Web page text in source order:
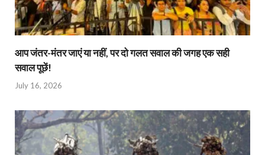
आप जंतर-मंतर जाएं या नहीं, पर दो गलत सवाल की जगह एक सही
सवाल पूछें!
July 16, 2026